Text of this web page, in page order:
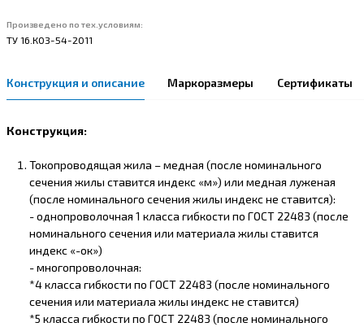
Произведено по тех.условиям:
ТУ 16.К03-54-2011
Конструкция и описание Маркоразмеры Сертификаты
Конструкция:
Токопроводящая жила – медная (после номинального
сечения жилы ставится индекс «м») или медная луженая
(после номинального сечения жилы индекс не ставится):
- однопроволочная 1 класса гибкости по ГОСТ 22483 (после
номинального сечения или материала жилы ставится
индекс «-ок»)
- многопроволочная:
*4 класса гибкости по ГОСТ 22483 (после номинального
сечения или материала жилы индекс не ставится)
*5 класса гибкости по ГОСТ 22483 (после номинального